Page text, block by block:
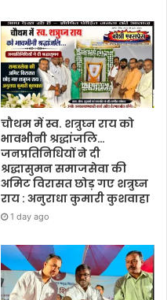
चौथम में स्व. शत्रुघ्न राय को
भावभीनी श्रद्धांजलि…
जनप्रतिनिधियों ने दी
श्रद्धासुमन समाजसेवा की
अमिट विरासत छोड़ गए शत्रुघ्न
राय : अनुराधा कुमारी कुशवाहा
1 day ago